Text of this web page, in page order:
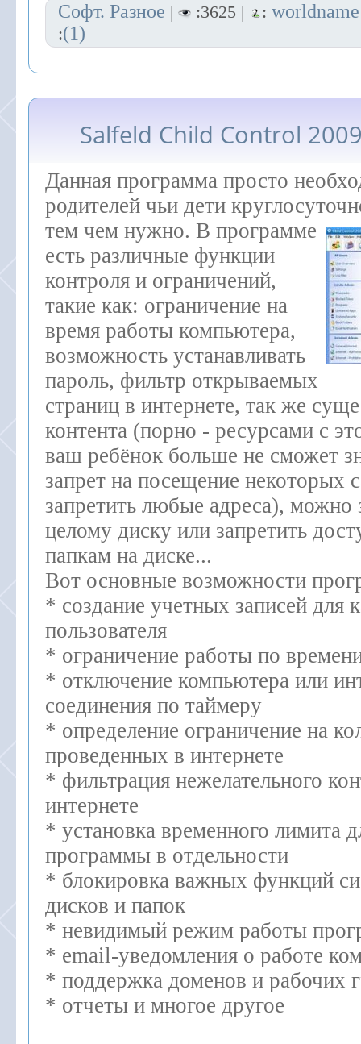
Софт. Разное | :3625 | : worldname
:(1)
Salfeld Child Control
Данная программа просто
родителей чьи дети
тем чем нужно. В программе
есть различные функции
контроля и ограничений,
такие как: ограничение на
время работы компьютера,
возможность устанавливать
пароль, фильтр открываемых
страниц в интернете, так же
контента (порно - ресурсами с
ваш ребёнок больше не сможет
запрет на посещение некоторых
запретить любые адреса), можно
целому диску или запретить
папкам на диске...
Вот основные возможности
* создание учетных записей для
пользователя
* ограничение работы по
* отключение компьютера или
соединения по таймеру
* определение ограничение на
проведенных в интернете
* фильтрация нежелательного
интернете
* установка временного лимита
программы в отдельности
* блокировка важных функций
дисков и папок
* невидимый режим работы
* email-уведомления о работе
* поддержка доменов и рабочих
* отчеты и многое другое